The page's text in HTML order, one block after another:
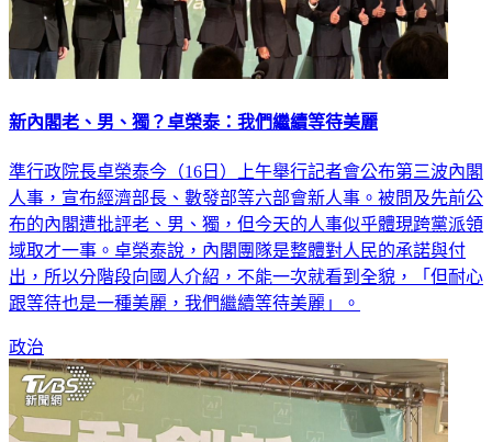
準行政院長卓榮泰今（16日）上午舉行記者會公布第三波內閣
人事，宣布經濟部長、數發部等六部會新人事。被問及先前公
布的內閣遭批評老、男、獨，但今天的人事似乎體現跨黨派領
域取才一事。卓榮泰說，內閣團隊是整體對人民的承諾與付
出，所以分階段向國人介紹，不能一次就看到全貌，「但耐心
政治